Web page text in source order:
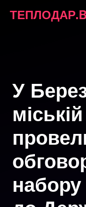
У
набору